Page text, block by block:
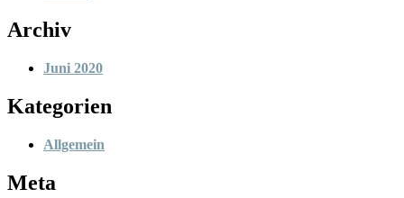
Archiv
Juni 2020
Kategorien
Allgemein
Meta